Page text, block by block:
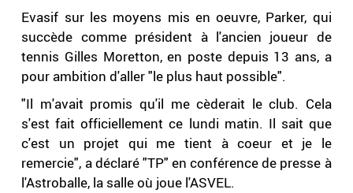
Evasif sur les moyens mis en oeuvre, Parker, qui
succède comme président à l'ancien joueur de
tennis Gilles Moretton, en poste depuis 13 ans, a
pour ambition d'aller "le plus haut possible".
"Il m'avait promis qu'il me cèderait le club. Cela
s'est fait officiellement ce lundi matin. Il sait que
c'est un projet qui me tient à coeur et je le
remercie", a déclaré "TP" en conférence de presse à
l'Astroballe, la salle où joue l'ASVEL.